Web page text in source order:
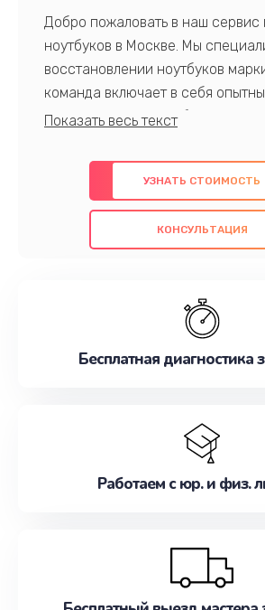
Добро пожаловать в наш сервис
ноутбуков в Москве. Мы
восстановлении ноутбуков
команда включает в себя
профессионалов с обширными
предлагаем быстрый и
использованием оригинальных
также гарантируем качество
проведенных работ. Наша цель -
наилучшим образом. Не медлите
УЗНАТЬ СТОИМОСТЬ
КОНСУЛЬТАЦИЯ
Бесплатная диагностика
Работаем с юр. и физ.